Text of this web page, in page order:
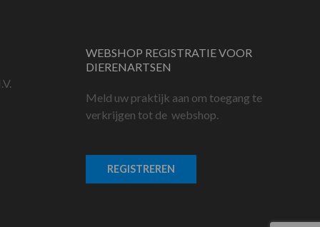
WEBSHOP REGISTRATIE VOOR
DIERENARTSEN
Meld uw praktijk aan om toegang te
verkrijgen tot de webshop.
REGISTREREN